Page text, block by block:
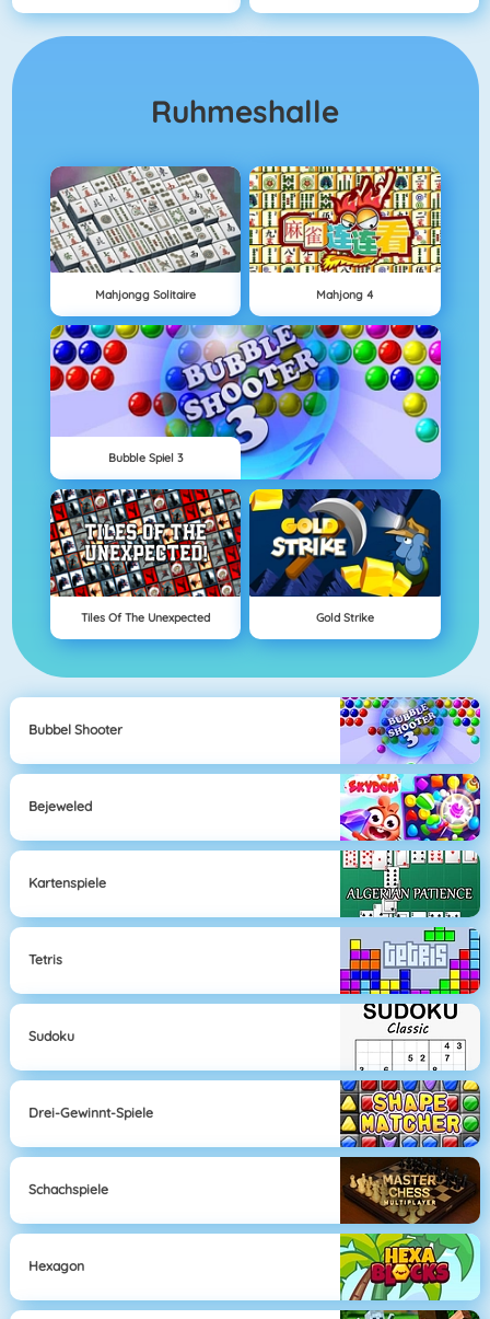
Ruhmeshalle
Mahjongg Solitaire Mahjong 4
Bubble Spiel 3
Tiles Of The Unexpected Gold Strike
Bubbel Shooter
Bejeweled
Kartenspiele
Tetris
Sudoku
Drei-Gewinnt-Spiele
Schachspiele
Hexagon